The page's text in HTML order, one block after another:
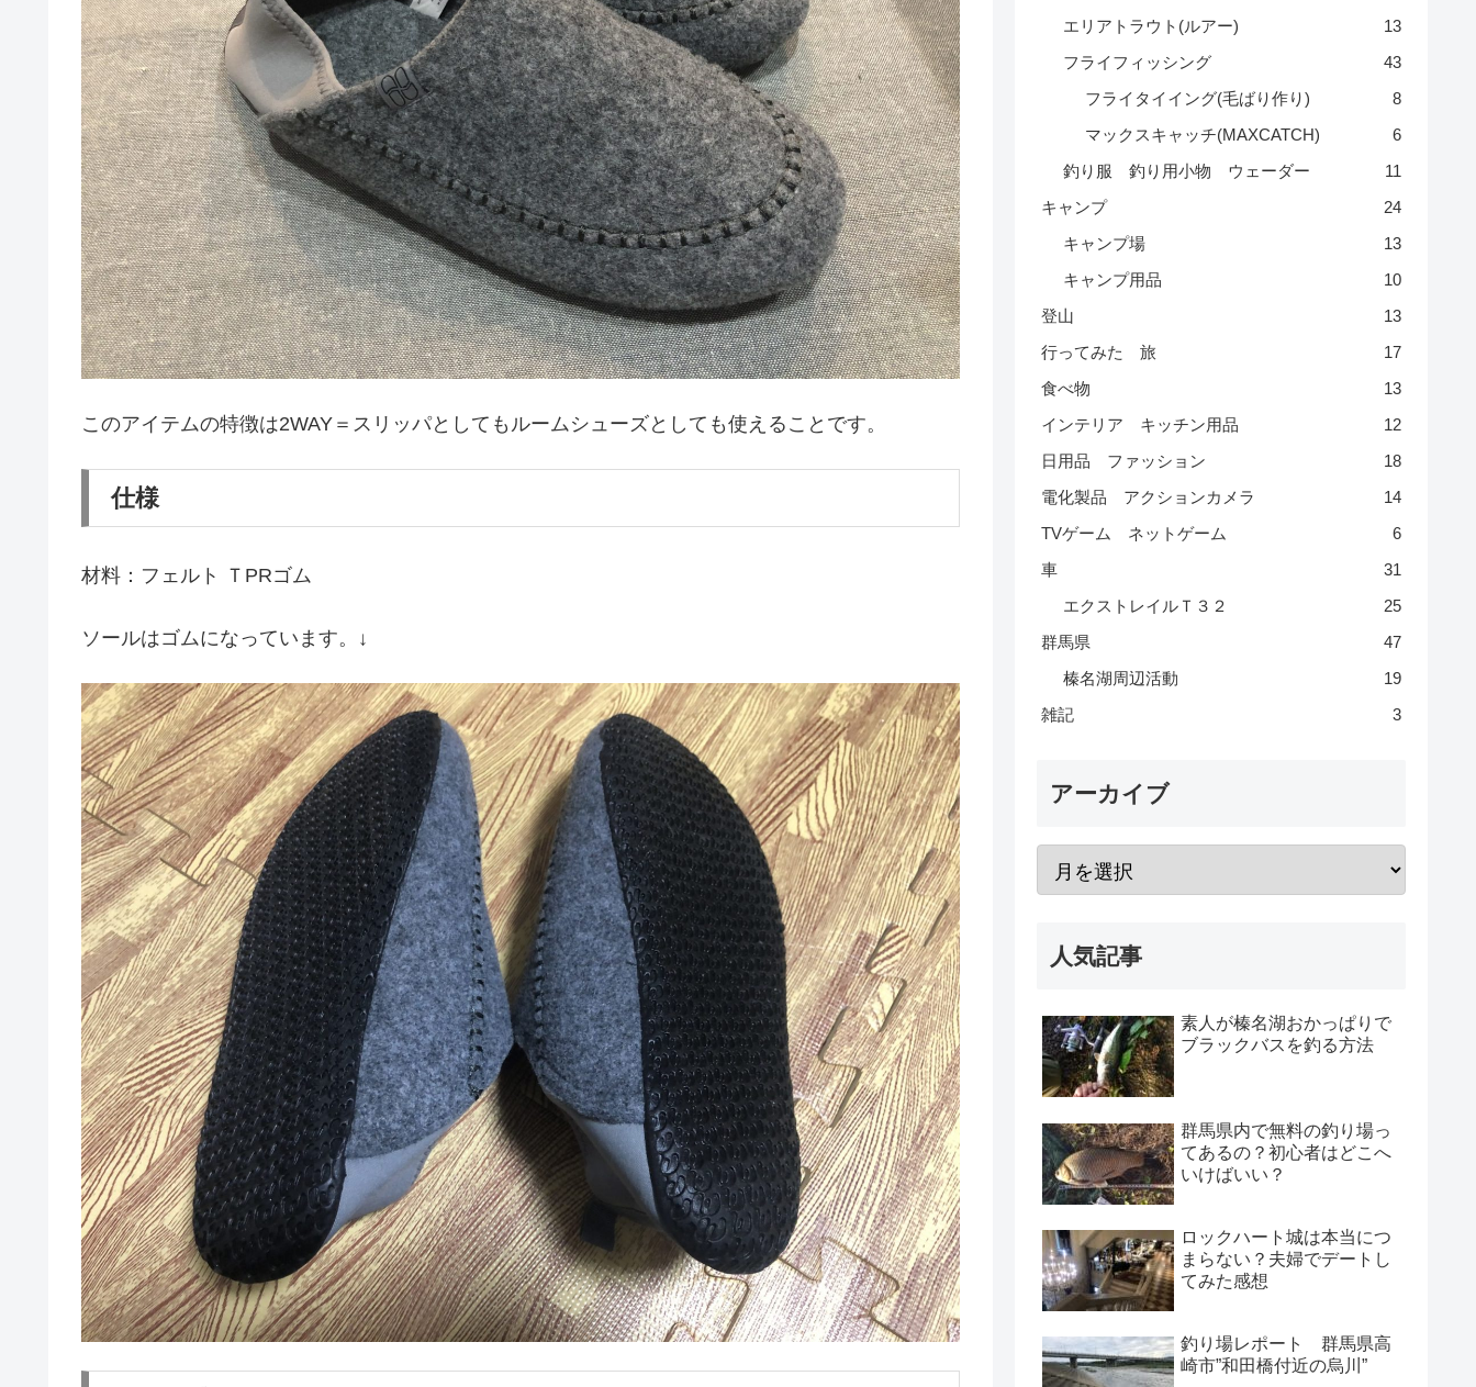
このアイテムの特徴は2WAY＝スリッパとしてもルームシューズとしても使えることです。
仕様
材料：フェルト ＴPRゴム
ソールはゴムになっています。↓
エリアトラウト(ルアー)
13
フライフィッシング
43
フライタイイング(毛ばり作り)
8
マックスキャッチ(MAXCATCH)
6
釣り服 釣り用小物 ウェーダー
11
キャンプ
24
キャンプ場
13
キャンプ用品
10
登山
13
行ってみた 旅
17
食べ物
13
インテリア キッチン用品
12
日用品 ファッション
18
電化製品 アクションカメラ
14
TVゲーム ネットゲーム
6
車
31
エクストレイルＴ３２
25
群馬県
47
榛名湖周辺活動
19
雑記
3
アーカイブ
人気記事
素人が榛名湖おかっぱりで
ブラックバスを釣る方法
群馬県内で無料の釣り場っ
てあるの？初心者はどこへ
いけばいい？
ロックハート城は本当につ
まらない？夫婦でデートし
てみた感想
釣り場レポート 群馬県高
崎市”和田橋付近の烏川”